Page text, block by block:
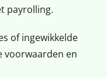
payrolling.
of ingewikkelde
voorwaarden en